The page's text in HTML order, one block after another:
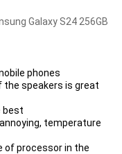
Galaxy S24 256GB
phones
the speakers is great
best
temperature
of processor in the